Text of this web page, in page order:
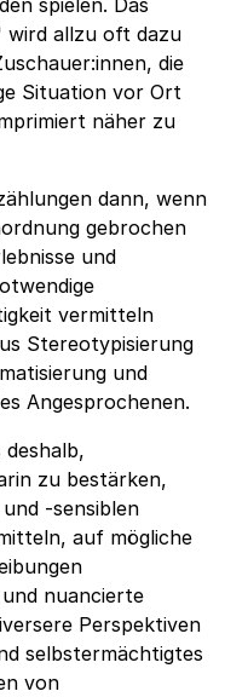
spielen. Das
wird allzu oft dazu
die
Situation vor Ort
näher zu
dann, wenn
gebrochen
und
vermitteln
Stereotypisierung
und
Angesprochenen.
deshalb,
zu bestärken,
-sensiblen
auf mögliche
nuancierte
Perspektiven
selbstermächtigtes
von